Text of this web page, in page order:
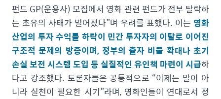
펀드 GP(운용사) 모집에서 영화 관련 펀드가 전부 탈락하
는 초유의 사태가 벌어졌다”며 우려를 표했다. 이는 영화
산업의 투자 수익률 하락이 민간 투자자의 이탈로 이어진
구조적 문제의 방증이며, 정부의 출자 비율 확대나 초기
손실 보전 시스템 도입 등 실질적인 유인책 마련이 시급하
다고 강조했다. 토론자들은 공통적으로 “이제는 말이 아
니라 실천이 필요한 시기”라며, 영화인들이 연대로서 정